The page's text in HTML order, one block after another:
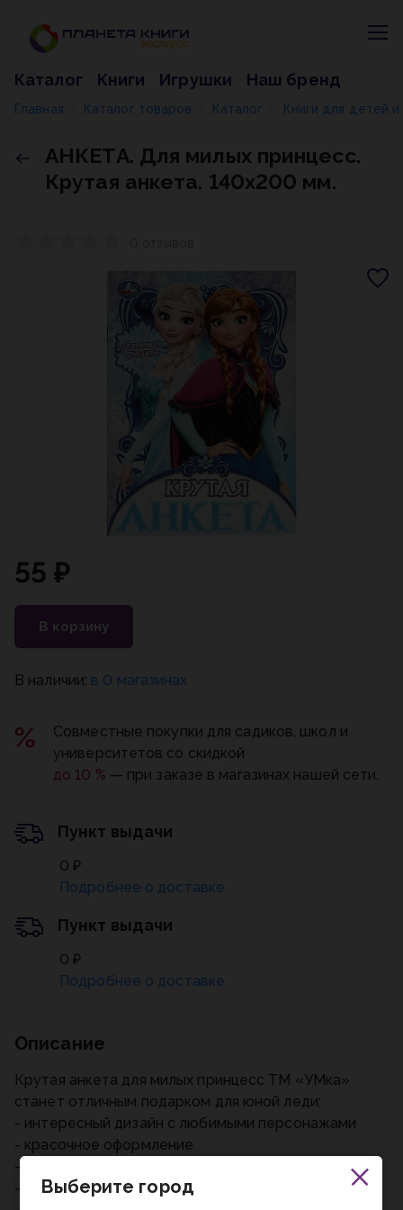
Каталог Книги Игрушки Наш бренд
Главная Каталог товаров Каталог Книги для детей
АНКЕТА. Для милых принцесс.
Крутая анкета. 140х200 мм.
Описание
Крутая анкета для милых принцесс ТМ «УМка»
станет отличным подарком для юной леди:
- интересный дизайн с любимыми персонажами
- красочное оформление
- анкеты для друзей
- обложка на скрепке
55 ₽
В корзину
В наличии: в 0 магазинах
Совместные покупки для садиков, школ и
университетов со скидкой
до 10 % — при заказе в магазинах нашей сети.
Пункт выдачи
0 ₽
Подробнее о доставке
Пункт выдачи
0 ₽
Подробнее о доставке
Выберите город